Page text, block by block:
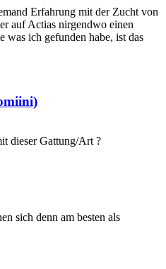
Erfahrung mit der Zucht von
auf Actias nirgendwo einen
was ich gefunden habe, ist das
dieser Gattung/Art ?
sich denn am besten als